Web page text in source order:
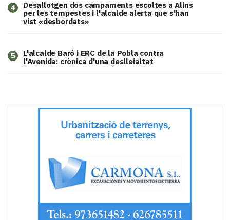
4
​Desallotgen dos campaments escoltes a Alins
per les tempestes i l'alcalde alerta que s'han
vist «desbordats»
5
L'alcalde Baró i ERC de la Pobla contra
l'Avenida: crònica d'una deslleialtat